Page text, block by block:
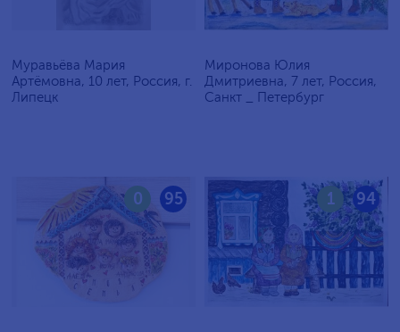
Муравьёва Мария
Артёмовна, 10 лет, Россия, г.
Липецк
Миронова Юлия
Дмитриевна, 7 лет, Россия,
Санкт _ Петербург
95
0 94
1